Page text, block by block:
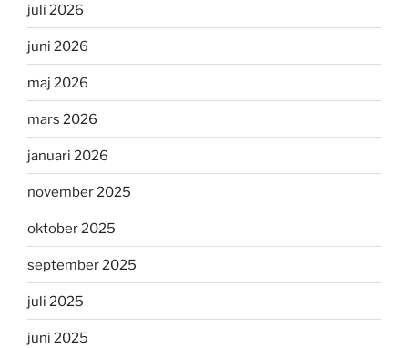
juli 2026
juni 2026
maj 2026
mars 2026
januari 2026
november 2025
oktober 2025
september 2025
juli 2025
juni 2025